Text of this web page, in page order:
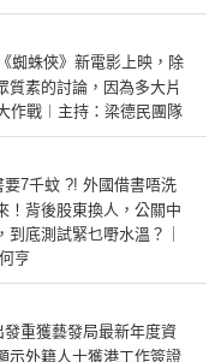
蜘蛛俠》新電影上映，除
質素的討論，因為多大片
作戰︱主持：梁德民團隊
要7千蚊 ?! 外國借書唔洗
！背後股東換人，公關中
底測試緊乜嘢水溫？｜
亨
發重獲藝發局最新年度資
示外籍人士獲港工作簽證